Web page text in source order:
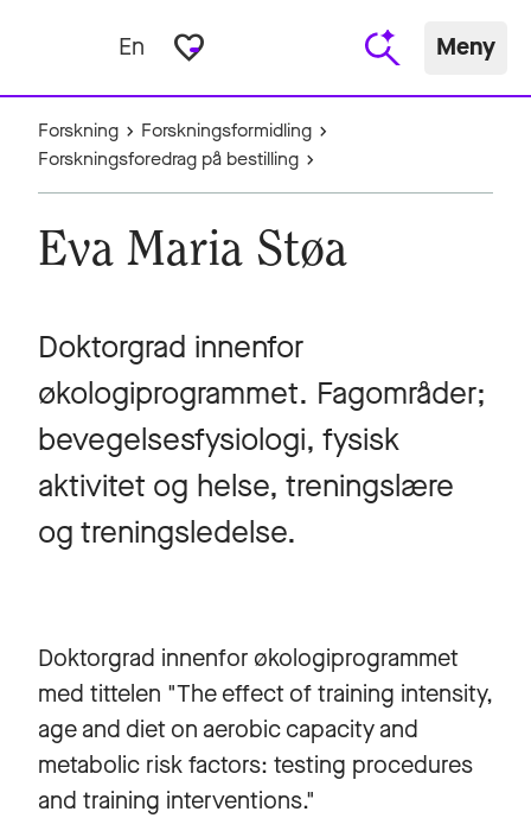
En favorite_border Meny
Forskning
Forskningsformidling
Forskningsforedrag på bestilling
Eva Maria Støa
Doktorgrad innenfor
økologiprogrammet. Fagområder;
bevegelsesfysiologi, fysisk
aktivitet og helse, treningslære
og treningsledelse.
Doktorgrad innenfor økologiprogrammet
med tittelen "The effect of training intensity,
age and diet on aerobic capacity and
metabolic risk factors: testing procedures
and training interventions."